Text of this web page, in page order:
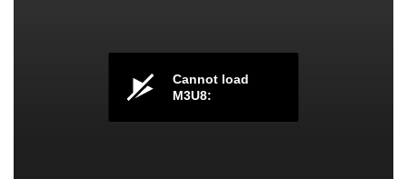
Cannot load
M3U8: